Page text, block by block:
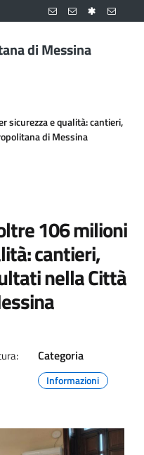
di Messina
sicurezza e qualità: cantieri,
di Messina
106 milioni
cantieri,
nella Città
Categoria
Informazioni